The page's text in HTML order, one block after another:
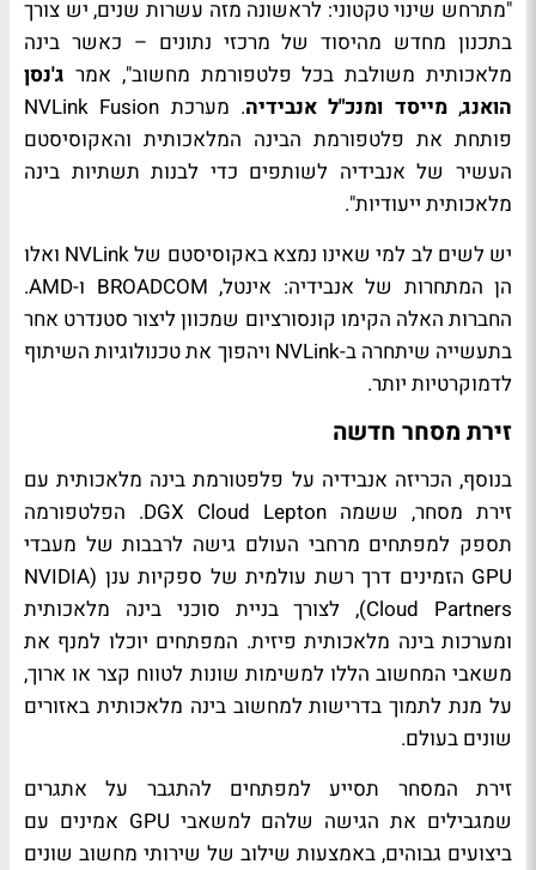
"מתרחש שינוי טקטוני: לראשונה מזה עשרות שנים, יש צורך
בתכנון מחדש מהיסוד של מרכזי נתונים – כאשר בינה
מלאכותית משולבת בכל פלטפורמת מחשוב", אמר ג'נסן
הואנג,מייסד ומנכ"ל אנבידיה
. מערכת NVLink Fusion
פותחת את פלטפורמת הבינה המלאכותית והאקוסיסטם
העשיר של אנבידיה לשותפים כדי לבנות תשתיות בינה
מלאכותית ייעודיות".
יש לשים לב למי שאינו נמצא באקוסיסטם של NVLink ואלו
הן המתחרות של אנבידיה: אינטל, BROADCOM ו-AMD.
החברות האלה הקימו קונסורציום שמכוון ליצור סטנדרט אחר
בתעשייה שיתחרה ב-NVLink ויהפוך את טכנולוגיות השיתוף
לדמוקרטיות יותר.
זירת מסחר חדשה
בנוסף, הכריזה אנבידיה על פלפטורמת בינה מלאכותית עם
זירת מסחר, ששמה DGX Cloud Lepton. הפלטפורמה
תספק למפתחים מרחבי העולם גישה לרבבות של מעבדי
GPU הזמינים דרך רשת עולמית של ספקיות ענן (NVIDIA
Cloud Partners), לצורך בניית סוכני בינה מלאכותית
ומערכות בינה מלאכותית פיזית. המפתחים יוכלו למנף את
משאבי המחשוב הללו למשימות שונות לטווח קצר או ארוך,
על מנת לתמוך בדרישות למחשוב בינה מלאכותית באזורים
שונים בעולם.
זירת המסחר תסייע למפתחים להתגבר על אתגרים
שמגבילים את הגישה שלהם למשאבי GPU אמינים עם
ביצועים גבוהים, באמצעות שילוב של שירותי מחשוב שונים